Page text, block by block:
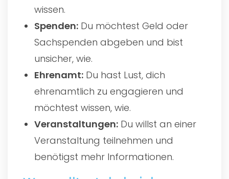
wissen.
Spenden: Du möchtest Geld oder
Sachspenden abgeben und bist
unsicher, wie.
Ehrenamt: Du hast Lust, dich
ehrenamtlich zu engagieren und
möchtest wissen, wie.
Veranstaltungen: Du willst an einer
Veranstaltung teilnehmen und
benötigst mehr Informationen.